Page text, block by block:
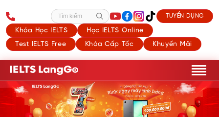
Khóa Học IELTS
Học IELTS Online
Test IELTS Free
Khóa Cấp Tốc Khuyến Mãi
Tìm kiếm TUYỂN DỤNG